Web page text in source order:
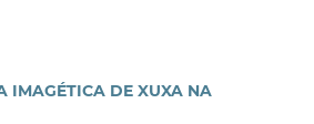
IMAGÉTICA DE XUXA NA